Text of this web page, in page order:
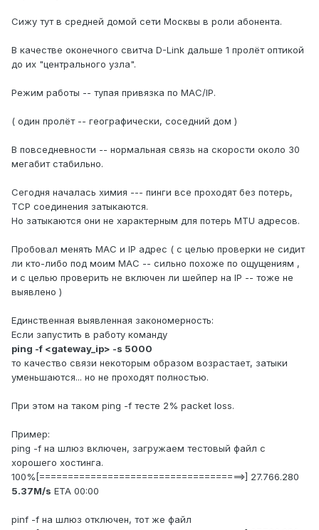
Сижу тут в средней домой сети Москвы в роли абонента.
В качестве оконечного свитча D-Link дальше 1 пролёт оптикой
до их "центрального узла".
Режим работы -- тупая привязка по MAC/IP.
( один пролёт -- географически, соседний дом )
В повседневности -- нормальная связь на скорости около 30
мегабит стабильно.
Сегодня началась химия --- пинги все проходят без потерь,
TCP соединения затыкаются.
Но затыкаются они не характерным для потерь MTU адресов.
Пробовал менять MAC и IP адрес ( с целью проверки не сидит
ли кто-либо под моим MAC -- сильно похоже по ощущениям ,
и с целью проверить не включен ли шейпер на IP -- тоже не
выявлено )
Единственная выявленная закономерность:
Если запустить в работу команду
ping -f <gateway_ip> -s 5000
то качество связи некоторым образом возрастает, затыки
уменьшаются... но не проходят полностью.
При этом на таком ping -f тесте 2% packet loss.
Пример:
ping -f на шлюз включен, загружаем тестовый файл с
хорошего хостинга.
100%[====================================>] 27.766.280
5.37M/s ETA 00:00
pinf -f на шлюз отключен, тот же файл